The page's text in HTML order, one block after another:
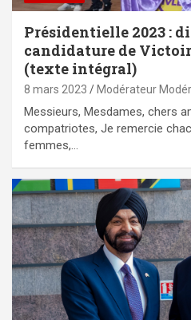
Présidentielle 2023 :
candidature de
(texte intégral)
8 mars 2023 Modérateur
Messieurs, Mesdames, chers
compatriotes, Je remercie
femmes,…